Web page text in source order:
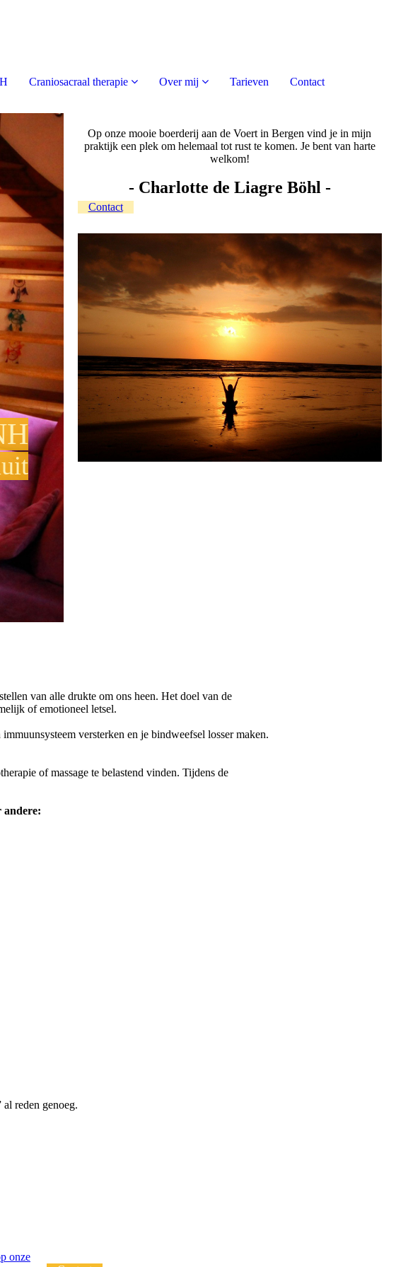
Craniosacraal therapie Over mij Tarieven Contact
Op onze mooie boerderij aan de Voert in Bergen vind je in mijn
praktijk een plek om helemaal tot rust te komen. Je bent van harte
welkom!
- Charlotte de Liagre Böhl -
Contact
van alle drukte om ons heen. Het doel van de
of emotioneel letsel.
versterken en je bindweefsel losser maken.
of massage te belastend vinden. Tijdens de
andere:
reden genoeg.
onze